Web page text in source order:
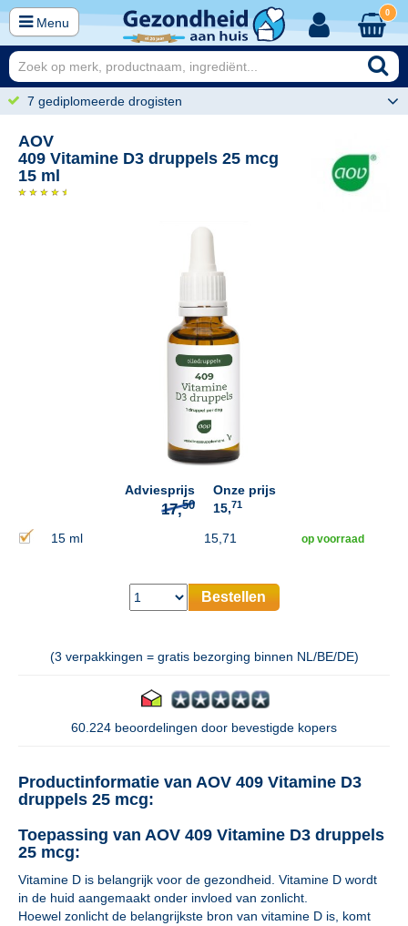
Menu
0
7 gediplomeerde drogisten
AOV
409 Vitamine D3 druppels 25 mcg
15 ml
Adviesprijs
Onze prijs
15,71
15 ml 15,71 op voorraad
Bestellen
(3 verpakkingen = gratis bezorging binnen NL/BE/DE)
60.224 beoordelingen door bevestigde kopers
Productinformatie van AOV 409 Vitamine D3
druppels 25 mcg:
Toepassing van AOV 409 Vitamine D3 druppels
25 mcg:
Vitamine D is belangrijk voor de gezondheid. Vitamine D wordt
in de huid aangemaakt onder invloed van zonlicht.
Hoewel zonlicht de belangrijkste bron van vitamine D is, komt